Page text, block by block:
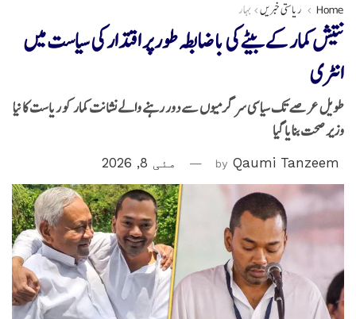
Home ریاستی خبریں بہار
نتیش کمار کے بیٹے کی باضابطہ طور پر اقتدار کی سیاست میں
انٹری
طویل عرصے تک سیاسی سرگرمیوں سے دور رہنے والے نشانت کمار کو ریاست کا نیا
وزیر صحت بنایا گیا
by Qaumi Tanzeem مئی 8, 2026